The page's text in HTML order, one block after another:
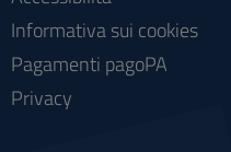
Informativa sui cookies
Pagamenti pagoPA
Privacy